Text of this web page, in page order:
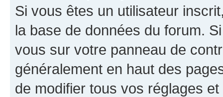
Si vous êtes un utilisateur
la base de données du forum.
vous sur votre panneau de
généralement en haut des
de modifier tous vos réglages